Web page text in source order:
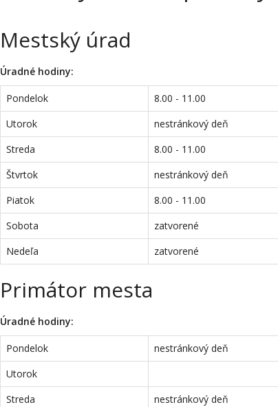
Mestský úrad
Úradné hodiny:
Pondelok 8.00 - 11.00
Utorok
nestránkový deň
Streda
8.00 - 11.00
Štvrtok
nestránkový deň
Piatok
8.00 - 11.00
Sobota
zatvorené
Nedeľa
zatvorené
Primátor mesta
Úradné hodiny:
Pondelok
nestránkový deň
Utorok
Streda
nestránkový deň